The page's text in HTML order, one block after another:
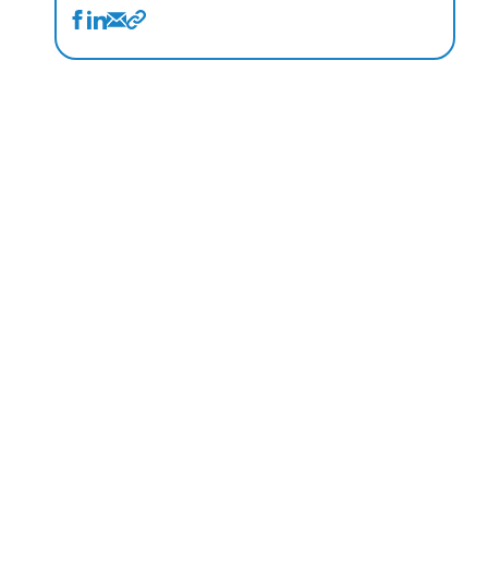
Partager
sur
Partager
sur
Partager
parlien